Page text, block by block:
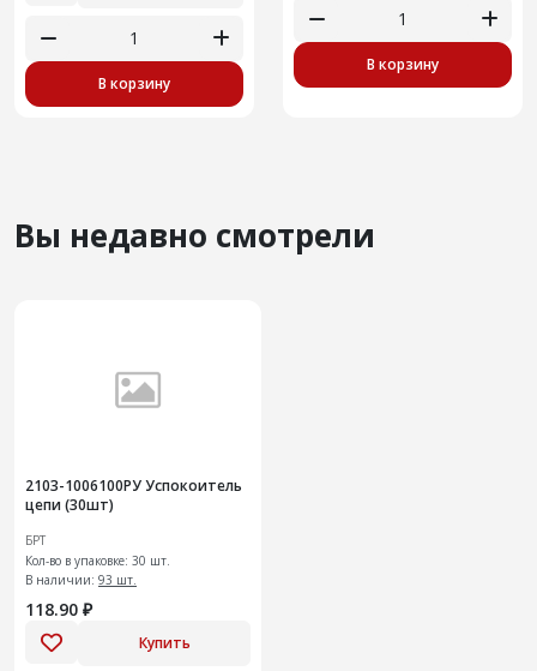
В корзину
В корзину
Вы недавно смотрели
2103-1006100РУ Успокоитель
цепи (30шт)
БРТ
Кол-во в упаковке: 30 шт.
В наличии: 93 шт.
118.90 ₽
Купить